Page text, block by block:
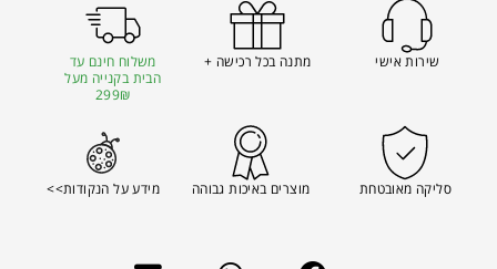
שירות אישי מתנה בכל רכישה +
משלוח חינם עד
הבית בקנייה מעל
299₪
סליקה מאובטחת מוצרים באיכות גבוהה מידע על הנקודות>>